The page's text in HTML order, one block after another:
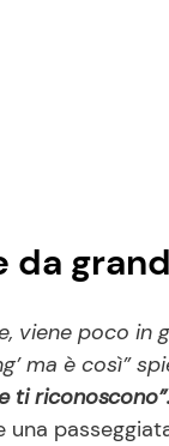
da
viene poco
ma è così”
ti riconoscono”.